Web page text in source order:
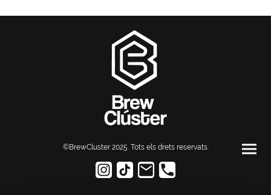
©BrewCluster 2025. Tots els drets reservats.